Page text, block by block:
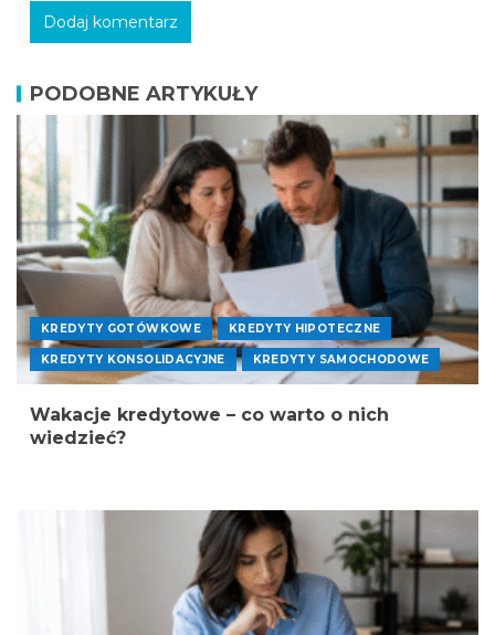
PODOBNE ARTYKUŁY
KREDYTY GOTÓWKOWE KREDYTY HIPOTECZNE
KREDYTY KONSOLIDACYJNE KREDYTY SAMOCHODOWE
Wakacje kredytowe – co warto o nich
wiedzieć?